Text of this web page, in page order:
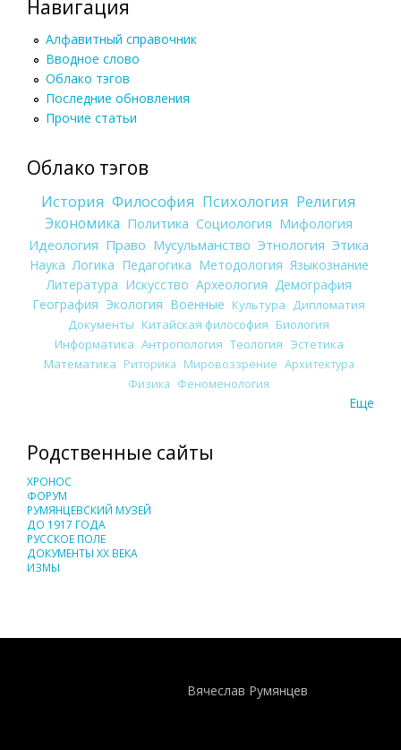
Навигация
Алфавитный справочник
Вводное слово
Облако тэгов
Последние обновления
Прочие статьи
Облако тэгов
История Философия Психология Религия
Экономика Политика Социология Мифология
Идеология Право Мусульманство Этнология Этика
Наука Логика Педагогика Методология Языкознание
Литература Искусство Археология Демография
География Экология Военные Культура
Дипломатия
Документы Китайская философия Биология
Информатика Антропология Теология Эстетика
Математика Риторика Мировоззрение Архитектура
Физика Феноменология
Еще
Родственные сайты
ХРОНОС
ФОРУМ
РУМЯНЦЕВСКИЙ МУЗЕЙ
ДО 1917 ГОДА
РУССКОЕ ПОЛЕ
ДОКУМЕНТЫ XX ВЕКА
ИЗМЫ
Вячеслав Румянцев